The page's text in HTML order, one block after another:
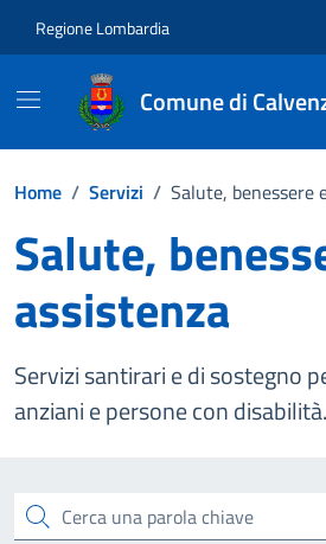
Regione Lombardia
Comune di
Home / Servizi / Salute, benessere
Salute,
assistenza
Servizi santirari e di sostegno
anziani e persone con disabilità.
Cerca una parola chiave